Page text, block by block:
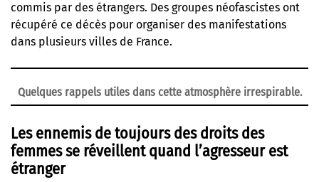
commis par des étrangers. Des groupes néofascistes ont
récupéré ce décès pour organiser des manifestations
dans plusieurs villes de France.
Quelques rappels utiles dans cette atmosphère irrespirable.
Les ennemis de toujours des droits des
femmes se réveillent quand l’agresseur est
étranger